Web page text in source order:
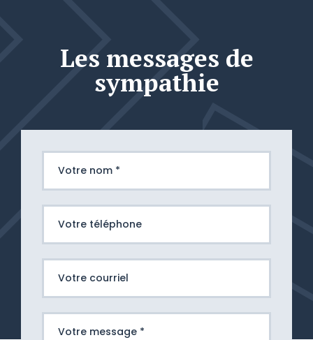
Les messages de
sympathie